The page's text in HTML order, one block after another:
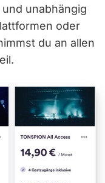
unabhängig
oder
du an allen